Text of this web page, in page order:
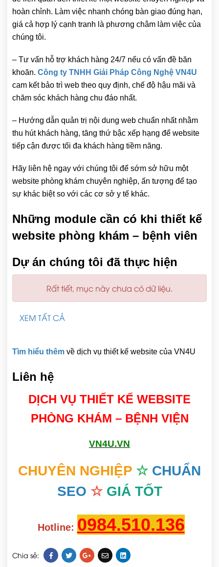
hoàn chỉnh. Làm việc nhanh chóng bàn giao đúng hạn,
giá cả hợp lý cạnh tranh là phương châm làm việc của
chúng tôi.
– Tư vấn hỗ trợ khách hàng 24/7 nếu có vấn đề băn
khoăn. Công ty TNHH Giải Pháp Công Nghệ VN4U
cam kết bảo trì web theo quy định, chế độ hậu mãi và
chăm sóc khách hàng chu đáo nhất.
– Hướng dẫn quản trị nội dung web chuẩn nhất nhằm
thu hút khách hàng, tăng thứ bậc xếp hạng để website
tiếp cận được tối đa khách hàng tiềm năng.
Hãy liên hệ ngay với chúng tôi để sớm sở hữu một
website phòng khám chuyên nghiệp, ấn tượng để tạo
sự khác biệt so với các cơ sở y tế khác.
Những module cần có khi thiết kế
website phòng khám – bệnh viên
Dự án chúng tôi đã thực hiện
Rất tiết, mục này chưa có dữ liệu.
XEM TẤT CẢ
Tìm hiểu thêm về dịch vụ thiết kế website của VN4U
Liên hệ
DỊCH VỤ THIẾT KẾ WEBSITE
PHÒNG KHÁM – BỆNH VIỆN
VN4U.VN
CHUYÊN NGHIỆP ☆ CHUẨN
SEO ☆ GIÁ TỐT
Hotline: 0984.510.136
Chia sẻ: